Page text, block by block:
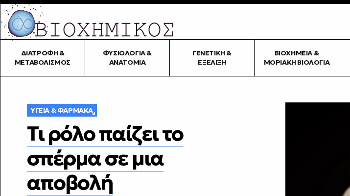
ΔΙΑΤΡΟΦΉ &
ΜΕΤΑΒΟΛΙΣΜΌΣ
ΦΥΣΙΟΛΟΓΊΑ &
ΑΝΑΤΟΜΊΑ
ΓΕΝΕΤΙΚΉ &
ΕΞΈΛΙΞΗ
ΒΙΟΧΗΜΕΊΑ &
ΜΟΡΙΑΚΉ ΒΙΟΛΟΓΊΑ
ΥΓΕΊΑ & ΦΆΡΜΑΚΑ
Τι ρόλο παίζει το
σπέρμα σε μια
αποβολή